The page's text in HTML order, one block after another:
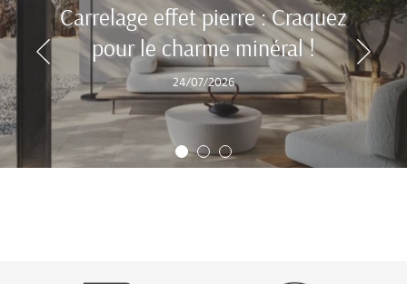
Carrelage effet pierre : Craquez
pour le charme minéral !
24/07/2026